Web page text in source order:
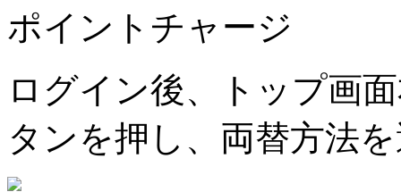
ポイントチャージ
ログイン後、トップ画
タンを押し、両替方法